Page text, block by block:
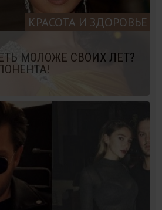
КРАСОТА И ЗДОРОВЬЕ
МОЛОЖЕ СВОИХ ЛЕТ?